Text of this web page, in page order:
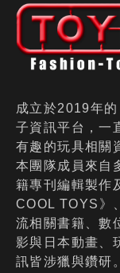
成立於2019年
子資訊平台，一
有趣的玩具相關
本團隊成員來自
籍專刊編輯製作
COOL TOYS》
流相關書籍、數
影與日本動畫、
訊皆涉獵與鑽研。